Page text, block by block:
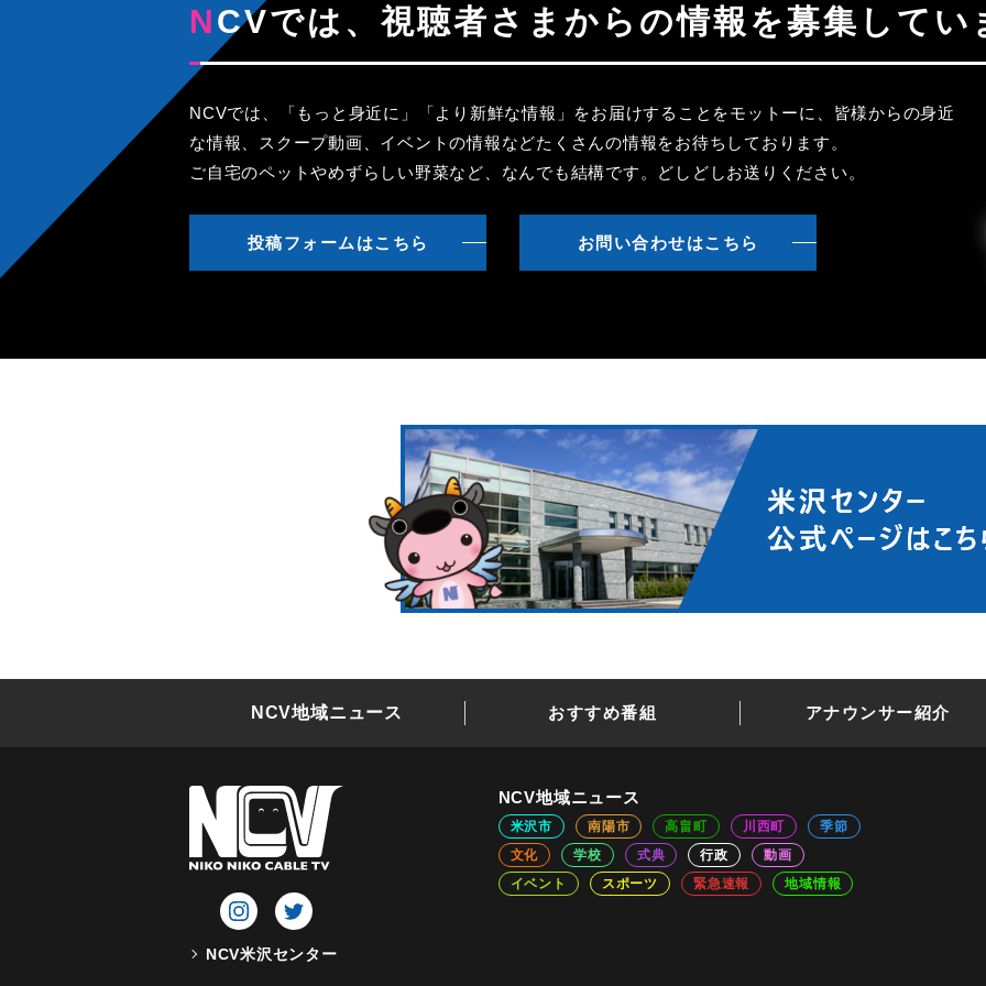
NCVでは、視聴者さまからの情報を募集してい
NCVでは、「もっと身近に」「より新鮮な情報」をお届けすることをモットーに、皆様からの身近
な情報、スクープ動画、イベントの情報などたくさんの情報をお待ちしております。
ご自宅のペットやめずらしい野菜など、なんでも結構です。どしどしお送りください。
投稿フォームはこちら お問い合わせはこちら
NCV地域ニュース おすすめ番組 アナウンサー紹介
NCV米沢センター
NCV地域ニュース
米沢市 南陽市 高畠町 川西町
季節
文化
学校 式典 行政
動画
イベント
スポーツ 緊急速報 地域情報